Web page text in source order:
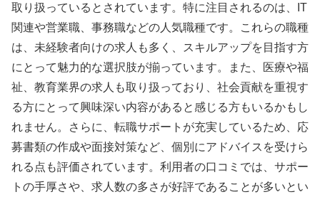
取り扱っているとされています。特に注目されるのは、IT
関連や営業職、事務職などの人気職種です。これらの職種
は、未経験者向けの求人も多く、スキルアップを目指す方
にとって魅力的な選択肢が揃っています。また、医療や福
祉、教育業界の求人も取り扱っており、社会貢献を重視す
る方にとって興味深い内容があると感じる方もいるかもし
れません。さらに、転職サポートが充実しているため、応
募書類の作成や面接対策など、個別にアドバイスを受けら
れる点も評価されています。利用者の口コミでは、サポー
トの手厚さや、求人数の多さが好評であることが多いとい